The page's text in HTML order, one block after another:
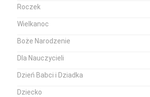
Roczek
Wielkanoc
Boże Narodzenie
Dla Nauczycieli
Dzień Babci i Dziadka
Dziecko